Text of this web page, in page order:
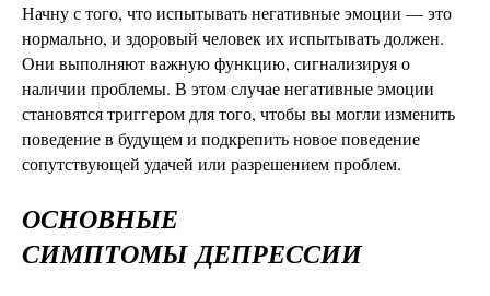
Начну с того, что испытывать негативные эмоции — это
нормально, и здоровый человек их испытывать должен.
Они выполняют важную функцию, сигнализируя о
наличии проблемы. В этом случае негативные эмоции
становятся триггером для того, чтобы вы могли изменить
поведение в будущем и подкрепить новое поведение
сопутствующей удачей или разрешением проблем.
ОСНОВНЫЕ
СИМПТОМЫДЕПРЕССИИ